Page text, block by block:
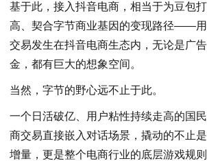
基于此，接入抖音电商，相当于为豆包
高、契合字节商业基因的变现路径——用
交易发生在抖音电商生态内，无论是广
金，都有巨大的想象空间。
当然，字节的野心远不止于此。
一个日活破亿、用户粘性持续走高的国
商交易直接嵌入对话场景，撬动的不止
增量，更是整个电商行业的底层游戏规则